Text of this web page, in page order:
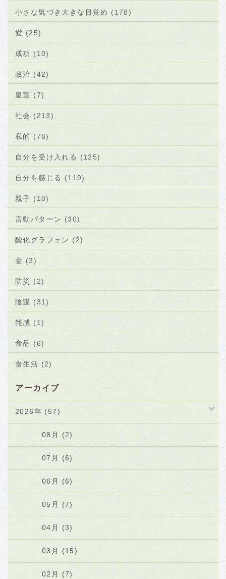
小さな気づき大きな目覚め (178)
愛 (25)
成功 (10)
政治 (42)
皇室 (7)
社会 (213)
私的 (78)
自分を受け入れる (125)
自分を感じる (119)
親子 (10)
言動パターン (30)
酸化グラフェン (2)
金 (3)
防災 (2)
陰謀 (31)
雑感 (1)
食品 (6)
食生活 (2)
アーカイブ
2026年 (57)
08月 (2)
07月 (6)
06月 (6)
05月 (7)
04月 (3)
03月 (15)
02月 (7)